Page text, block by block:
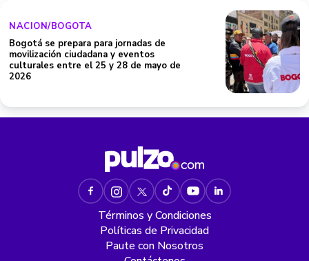
NACION/BOGOTA
Bogotá se prepara para jornadas de
movilización ciudadana y eventos
culturales entre el 25 y 28 de mayo de
2026
Términos y Condiciones
Políticas de Privacidad
Paute con Nosotros